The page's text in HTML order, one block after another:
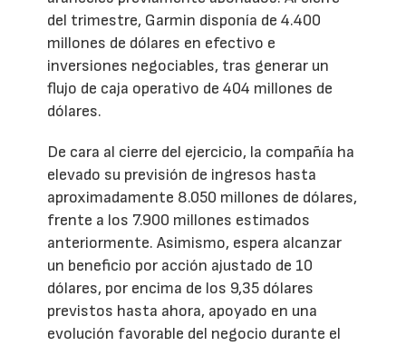
del trimestre, Garmin disponía de 4.400
millones de dólares en efectivo e
inversiones negociables, tras generar un
flujo de caja operativo de 404 millones de
dólares.
De cara al cierre del ejercicio, la compañía ha
elevado su previsión de ingresos hasta
aproximadamente 8.050 millones de dólares,
frente a los 7.900 millones estimados
anteriormente. Asimismo, espera alcanzar
un beneficio por acción ajustado de 10
dólares, por encima de los 9,35 dólares
previstos hasta ahora, apoyado en una
evolución favorable del negocio durante el